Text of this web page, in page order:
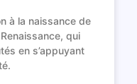
à la naissance de
qui
en s’appuyant